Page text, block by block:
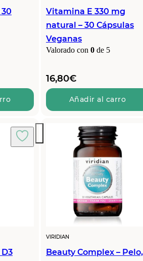
Vitamina E 330 mg
natural – 30 Cápsulas
Veganas
Valorado con 0 de 5
16,80€
Añadir al carro
VIRIDIAN
Beauty Complex – Pelo,